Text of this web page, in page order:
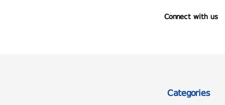
Connect with us
Categories